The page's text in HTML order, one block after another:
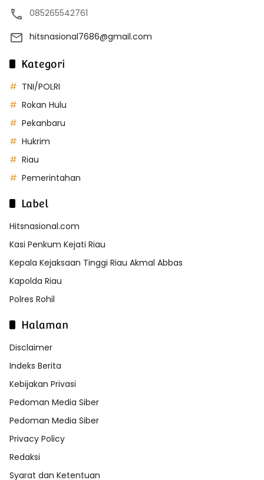
085265542761
hitsnasional7686@gmail.com
Kategori
TNI/POLRI
Rokan Hulu
Pekanbaru
Hukrim
Riau
Pemerintahan
Label
Hitsnasional.com
Kasi Penkum Kejati Riau
Kepala Kejaksaan Tinggi Riau Akmal Abbas
Kapolda Riau
Polres Rohil
Halaman
Disclaimer
Indeks Berita
Kebijakan Privasi
Pedoman Media Siber
Pedoman Media Siber
Privacy Policy
Redaksi
Syarat dan Ketentuan